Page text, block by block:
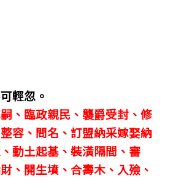
輕忽。
、臨政親民、襲爵受封、修
容、問名、訂盟納采嫁娶納
動土起基、裝潢隔間、審
、開生墳、合壽木、入殮、